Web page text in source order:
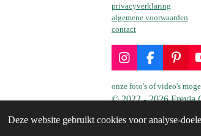
Deze website gebruikt cookies voor analyse-
privacyverklaring
algemene voorwaarden
contact
I
s
t
g
F
c
e
o
P
n
t
r
onze foto's of video's
© 2022 - 2026 Freyja